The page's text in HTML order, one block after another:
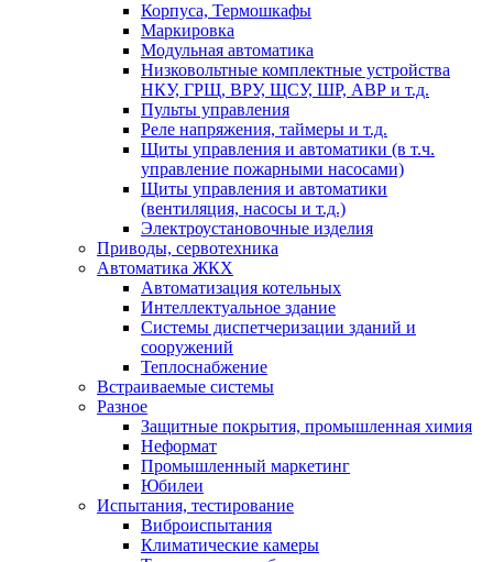
Корпуса, Термошкафы
Маркировка
Модульная автоматика
Низковольтные комплектные устройства
НКУ, ГРЩ, ВРУ, ЩСУ, ШР, АВР и т.д.
Пульты управления
Реле напряжения, таймеры и т.д.
Щиты управления и автоматики (в т.ч.
управление пожарными насосами)
Щиты управления и автоматики
(вентиляция, насосы и т.д.)
Электроустановочные изделия
Приводы, сервотехника
Автоматика ЖКХ
Автоматизация котельных
Интеллектуальное здание
Системы диспетчеризации зданий и
сооружений
Теплоснабжение
Встраиваемые системы
Разное
Защитные покрытия, промышленная химия
Неформат
Промышленный маркетинг
Юбилеи
Испытания, тестирование
Виброиспытания
Климатические камеры